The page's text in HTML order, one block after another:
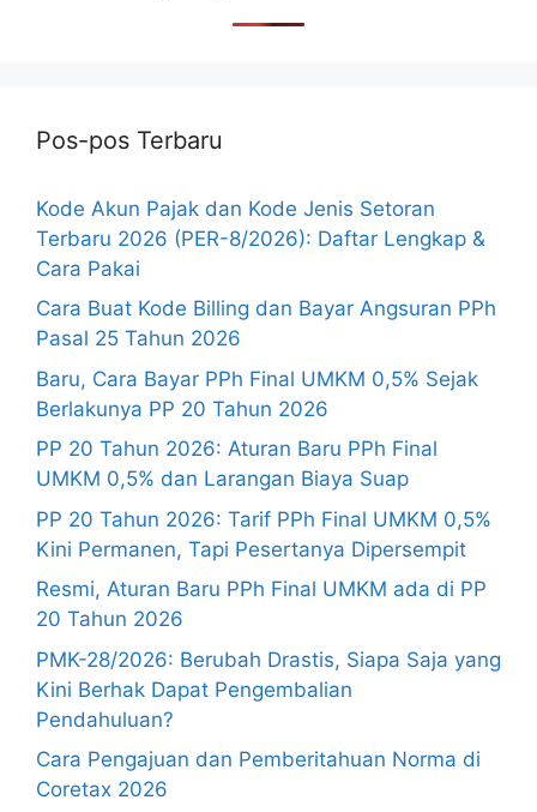
Pos-pos Terbaru
Kode Akun Pajak dan Kode Jenis Setoran
Terbaru 2026 (PER-8/2026): Daftar Lengkap &
Cara Pakai
Cara Buat Kode Billing dan Bayar Angsuran PPh
Pasal 25 Tahun 2026
Baru, Cara Bayar PPh Final UMKM 0,5% Sejak
Berlakunya PP 20 Tahun 2026
PP 20 Tahun 2026: Aturan Baru PPh Final
UMKM 0,5% dan Larangan Biaya Suap
PP 20 Tahun 2026: Tarif PPh Final UMKM 0,5%
Kini Permanen, Tapi Pesertanya Dipersempit
Resmi, Aturan Baru PPh Final UMKM ada di PP
20 Tahun 2026
PMK-28/2026: Berubah Drastis, Siapa Saja yang
Kini Berhak Dapat Pengembalian
Pendahuluan?
Cara Pengajuan dan Pemberitahuan Norma di
Coretax 2026